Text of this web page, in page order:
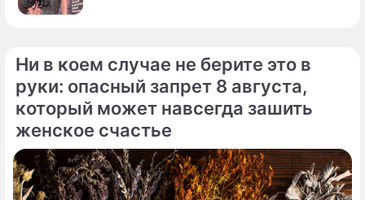
Ни в коем случае не берите это в
руки: опасный запрет 8 августа,
который может навсегда зашить
женское счастье